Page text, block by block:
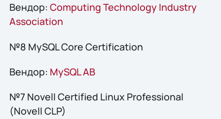
Вендор: Computing Technology Industry
Association
№8 MySQL Core Certification
Вендор: MySQL AB
№7 Novell Certified Linux Professional
(Novell CLP)